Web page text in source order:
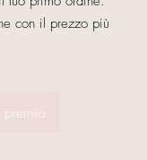
premio
con il prezzo più